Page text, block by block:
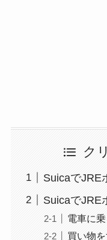
ク
SuicaでJRE
SuicaでJRE
電車に乗
買い物